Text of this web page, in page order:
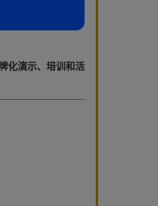
化演示、培训和活